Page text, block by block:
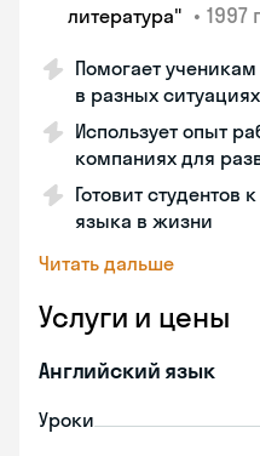
литература" • 1997
Помогает
в разных ситуациях
Использует опыт
компаниях для
Готовит
языка в жизни
Читать дальше
Услуги и цены
Английский язык
Уроки